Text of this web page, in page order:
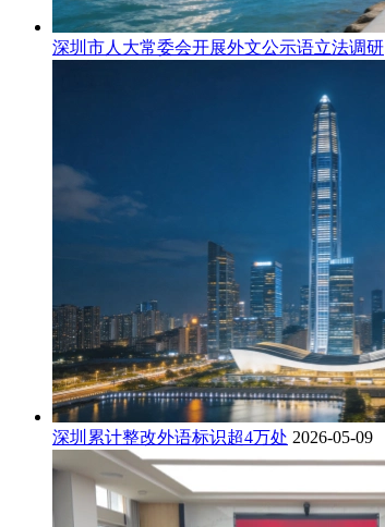
深圳市人大常委会开展外文公示语立法调研
深圳累计整改外语标识超4万处 2026-05-09